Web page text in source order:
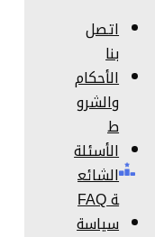
اتصل
بنا
الأحكام
والشرو
ط
الأسئلة
الشائع
ة FAQ
سياسة